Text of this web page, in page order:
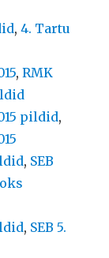
,4. Tartu
,RMK
pildid,
, SEB
, SEB 5.